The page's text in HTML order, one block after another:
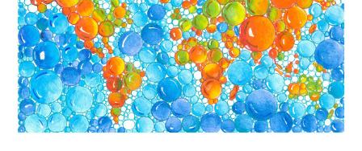
e
v
p
r
a
c
o